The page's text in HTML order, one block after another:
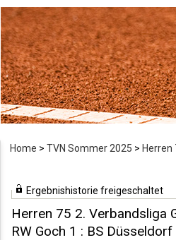
Home > TVN Sommer 2025 > Herren
Ergebnishistorie freigeschaltet
Herren 75 2. Verbandsliga
RW Goch 1 : BS